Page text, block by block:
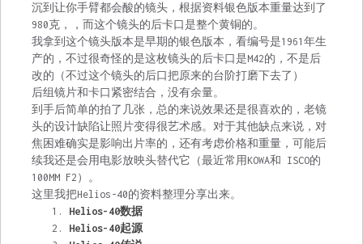
沉到让你手臂都会酸的镜头，根据资料银色版本重量达到了
980克，，而这个镜头的后卡口是整个黄铜的。
我拿到这个镜头版本是早期的银色版本，看编号是1961年生
产的，不过很奇怪的是这枚镜头的后卡口是M42的，不是后
改的（不过这个镜头的后口把原来的台阶打磨下去了）
后组镜片和卡口紧密结合，没有余量。
到手后简单的拍了几张，总的来说效果还是很喜欢的，老镜
头的设计缺陷让照片变得很艺术感。对于其他缺点来说，对
焦困难确实是影响出片率的，还有考虑价格和重量，可能后
续我还是会用电影放映头替代它（最近常用KOWA和 ISCO的
100MM F2）。
这里我把Helios-40的资料整理分享出来。
Helios-40数据
Helios-40起源